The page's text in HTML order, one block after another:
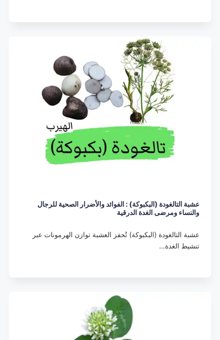
عشبة التالغودة (البكبوكة) : الفوائد والأضرار الصحية للرجال
والنساء ومرضى الغدة الدرقية
عشبة التالغودة (البكبوكة) تُحفز العشبة توازن الهرمونات عبر
تنشيط الغدة…